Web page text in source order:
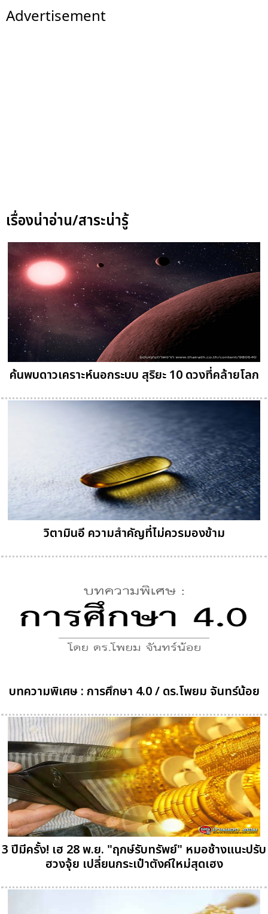
Advertisement
เรื่องน่าอ่าน/สาระน่ารู้
ค้นพบดาวเคราะห์นอกระบบ สุริยะ 10 ดวงที่คล้ายโลก
วิตามินอี ความสำคัญที่ไม่ควรมองข้าม
บทความพิเศษ : การศึกษา 4.0 / ดร.โพยม จันทร์น้อย
3 ปีมีครั้ง! เฮ 28 พ.ย. "ฤกษ์รับทรัพย์" หมอช้างแนะปรับ
ฮวงจุ้ย เปลี่ยนกระเป๋าตังค์ใหม่สุดเฮง